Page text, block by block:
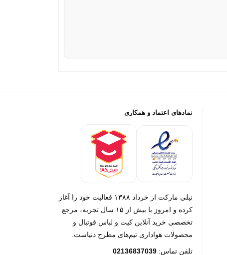
نمادهای اعتماد و همکاری
نیلی مارکت از خرداد ۱۳۸۸ فعالیت خود را آغاز
کرده و امروز با بیش از ۱۵ سال تجربه، مرجع
تخصصی خرید آنلاین کیت و لباس فوتبال و
محصولات هواداری تیم‌های مطرح دنیاست.
تلفن تماس: 02136837039